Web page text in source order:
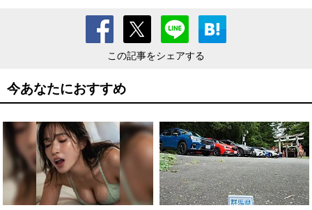
この記事をシェアする
今あなたにおすすめ